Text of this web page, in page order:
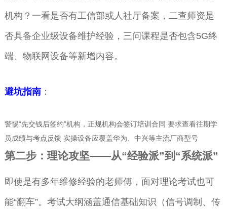
机构？一看是否有工信部或人社厅备案，二查师资是
否具备企业级设备维护经验，三问课程是否包含5G终
端、物联网设备等新增内容。
避坑指南：
警惕“先交钱后签约”机构，正规机构会签订培训合同 要求查看往期学
员成绩与考点反馈 实操设备应覆盖华为、中兴等主流厂商型号
第二步：理论攻坚——从“经验派”到“系统派”
即使是有多年维修经验的老师傅，面对理论考试也可
能“翻车”。考试大纲涵盖通信基础知识（信号调制、传